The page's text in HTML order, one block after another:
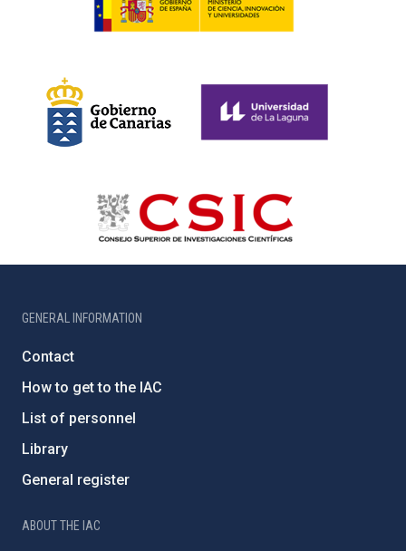
GENERAL INFORMATION
Contact
How to get to the IAC
List of personnel
Library
General register
ABOUT THE IAC